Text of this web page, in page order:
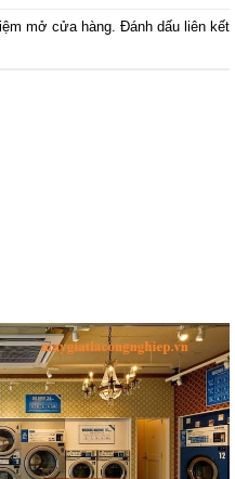
mở cửa hàng. Đánh dấu liên kết